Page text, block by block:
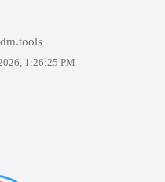
1:26:25 PM